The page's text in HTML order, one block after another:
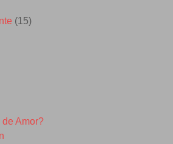
(15)
Amor?